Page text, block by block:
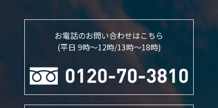
お電話のお問い合わせはこちら
(平日 9時～12時/13時〜18時)